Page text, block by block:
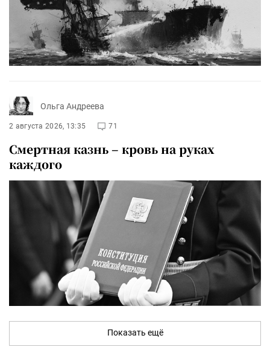
Ольга Андреева
2 августа 2026, 13:35 71
Смертная казнь – кровь на руках
каждого
Показать ещё